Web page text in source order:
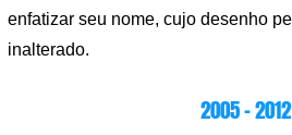
enfatizar seu nome, cujo desenho
inalterado.
2005 – 2012